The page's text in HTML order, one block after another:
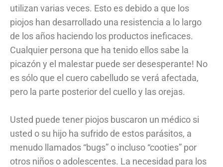
utilizan varias veces. Esto es debido a que los
piojos han desarrollado una resistencia a lo largo
de los años haciendo los productos ineficaces.
Cualquier persona que ha tenido ellos sabe la
picazón y el malestar puede ser desesperante! No
es sólo que el cuero cabelludo se verá afectada,
pero la parte posterior del cuello y las orejas.
Usted puede tener piojos buscaron un médico si
usted o su hijo ha sufrido de estos parásitos, a
menudo llamados “bugs” o incluso “cooties” por
otros niños o adolescentes. La necesidad para los